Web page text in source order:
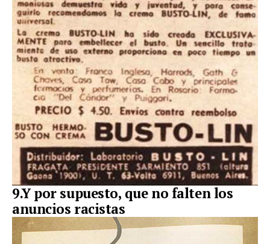
9.Y por supuesto, que no falten los
anuncios racistas